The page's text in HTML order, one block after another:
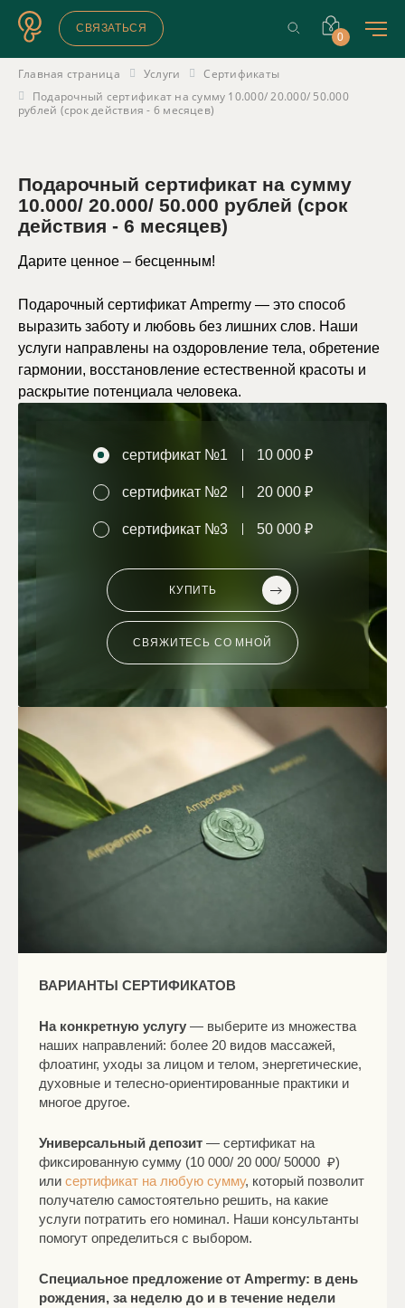
СВЯЗАТЬСЯ
0
Главная страница Услуги
Сертификаты
Подарочный сертификат на сумму 10.000/ 20.000/ 50.000
рублей (срок действия - 6 месяцев)
Подарочный сертификат на сумму
10.000/ 20.000/ 50.000 рублей (срок
действия - 6 месяцев)
Дарите ценное – бесценным!
Подарочный сертификат Ampermy — это способ
выразить заботу и любовь без лишних слов. Наши
услуги направлены на оздоровление тела, обретение
гармонии, восстановление естественной красоты и
раскрытие потенциала человека.
сертификат №1 10 000 ₽
сертификат №2 20 000 ₽
сертификат №3 50 000 ₽
КУПИТЬ
СВЯЖИТЕСЬ СО МНОЙ
ВАРИАНТЫ СЕРТИФИКАТОВ
На конкретную услугу — выберите из множества
наших направлений: более 20 видов массажей,
флоатинг, уходы за лицом и телом, энергетические,
духовные и телесно-ориентированные практики и
многое другое.
Универсальный депозит — сертификат на
фиксированную сумму (10 000/ 20 000/ 50000 ₽)
или сертификат на любую сумму, который позволит
получателю самостоятельно решить, на какие
услуги потратить его номинал. Наши консультанты
помогут определиться с выбором.
Специальное предложение от Ampermy: в день
рождения, за неделю до и в течение недели